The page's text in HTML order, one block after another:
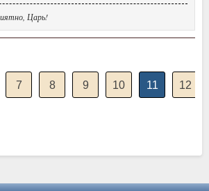
Царь!
7 8 9 10 11 12